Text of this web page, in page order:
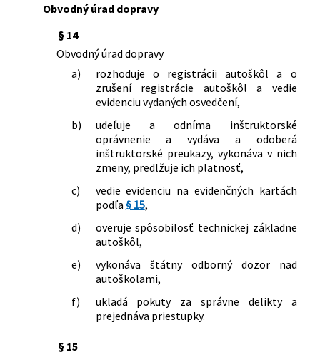
Obvodný úrad dopravy
§ 14
Obvodný úrad dopravy
a)
rozhoduje o registrácii autoškôl a o
zrušení registrácie autoškôl a vedie
evidenciu vydaných osvedčení,
b)
udeľuje a odníma inštruktorské
oprávnenie a vydáva a odoberá
inštruktorské preukazy, vykonáva v nich
zmeny, predlžuje ich platnosť,
c)
vedie evidenciu na evidenčných kartách
podľa § 15,
d)
overuje spôsobilosť technickej základne
autoškôl,
e)
vykonáva štátny odborný dozor nad
autoškolami,
f)
ukladá pokuty za správne delikty a
prejednáva priestupky.
§ 15